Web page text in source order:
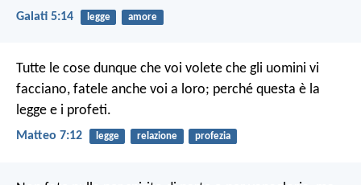
Galati 5:14 legge amore
Tutte le cose dunque che voi volete che gli uomini vi
facciano, fatele anche voi a loro; perché questa è la
legge e i profeti.
Matteo 7:12 legge relazione profezia